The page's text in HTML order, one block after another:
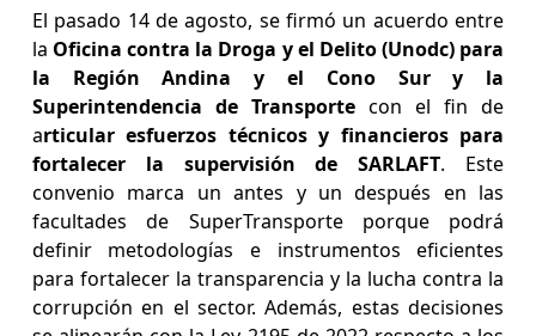
El pasado 14 de agosto, se firmó un acuerdo entre
la Oficina contra la Droga y el Delito (Unodc) para
la Región Andina y el Cono Sur y la
Superintendencia de Transportecon el fin de
articular esfuerzos técnicos y financieros para
fortalecer la supervisión de SARLAFT. Este
convenio marca un antes y un después en las
facultades de SuperTransporte porque podrá
definir metodologías e instrumentos eficientes
para fortalecer la transparencia y la lucha contra la
corrupción en el sector. Además, estas decisiones